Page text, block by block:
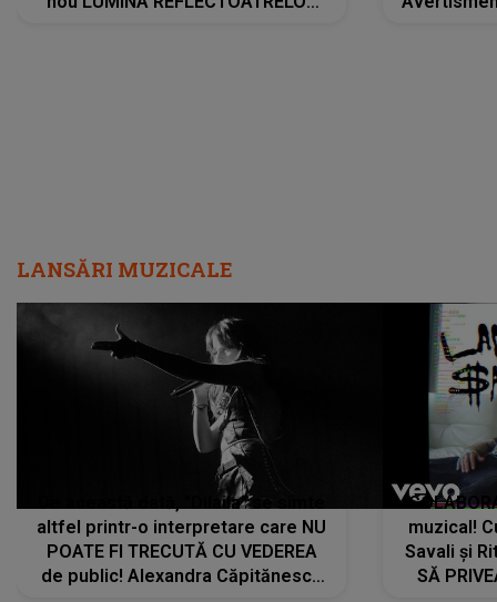
LANSĂRI MUZICALE
De această dată, "Dilaila" se simte
altfel printr-o interpretare care NU
POATE FI TRECUTĂ CU VEDEREA
de public! Alexandra Căpitănescu
muzical!
Savali și
SĂ